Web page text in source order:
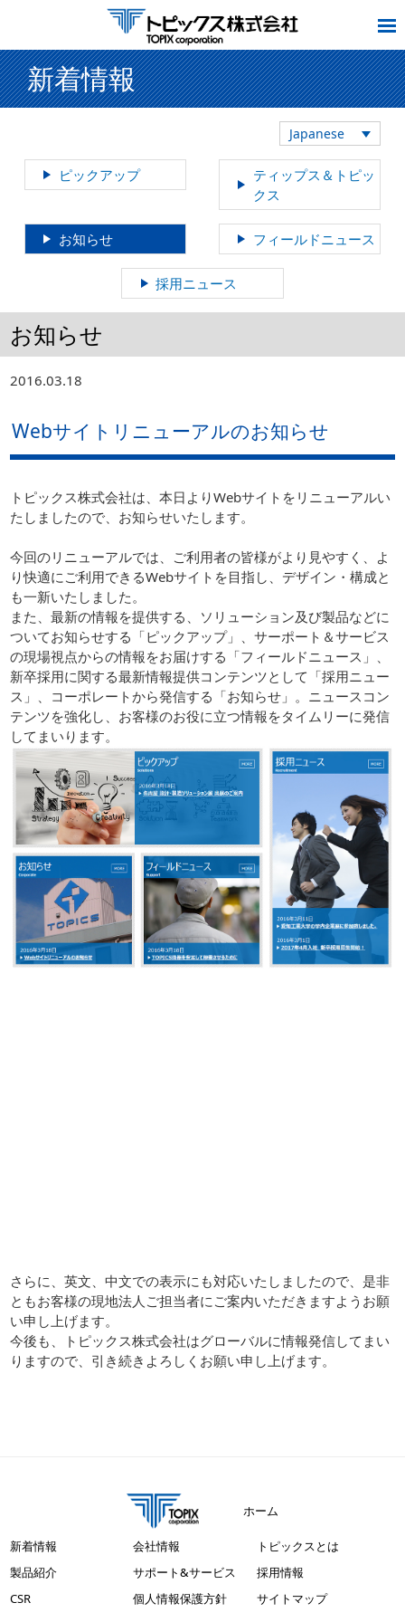
新着情報
Japanese
ピックアップ
ティップス＆トピッ
クス
お知らせ フィールドニュース
採用ニュース
お知らせ
2016.03.18
Webサイトリニューアルのお知らせ
トピックス株式会社は、本日よりWebサイトをリニューアルい
たしましたので、お知らせいたします。
今回のリニューアルでは、ご利用者の皆様がより見やすく、よ
り快適にご利用できるWebサイトを目指し、デザイン・構成と
も一新いたしました。
また、最新の情報を提供する、ソリューション及び製品などに
ついてお知らせする「ピックアップ」、サーポート＆サービス
の現場視点からの情報をお届けする「フィールドニュース」、
新卒採用に関する最新情報提供コンテンツとして「採用ニュー
ス」、コーポレートから発信する「お知らせ」。ニュースコン
テンツを強化し、お客様のお役に立つ情報をタイムリーに発信
してまいります。
さらに、英文、中文での表示にも対応いたしましたので、是非
ともお客様の現地法人ご担当者にご案内いただきますようお願
い申し上げます。
今後も、トピックス株式会社はグローバルに情報発信してまい
りますので、引き続きよろしくお願い申し上げます。
ホーム
新着情報 会社情報
トピックスとは
製品紹介
サポート&サービス
採用情報
CSR
個人情報保護方針 サイトマップ